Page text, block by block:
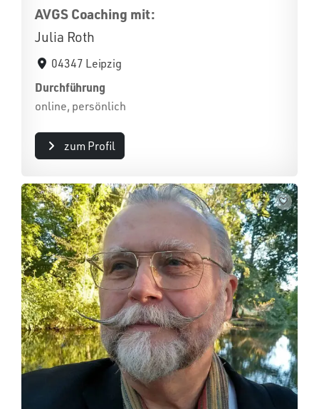
AVGS Coaching mit:
Julia Roth
04347 Leipzig
Durchführung
online, persönlich
zum Profil